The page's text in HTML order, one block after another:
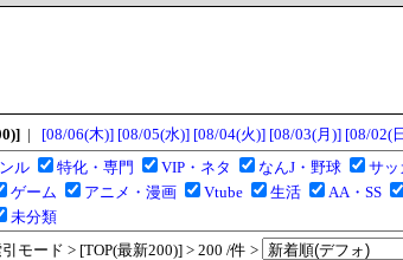
| [08/06(木)] [08/05(水)] [08/04(火)] [08/03(月)] [08/02(
ル
特化・専門 VIP・ネタ なんJ・野球 サッ
ゲーム アニメ・漫画 Vtube 生活 AA・SS
未分類
モード > [TOP(最新200)] > 200 /件 >